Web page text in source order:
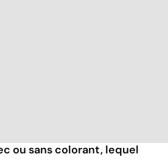
ou sans colorant, lequel